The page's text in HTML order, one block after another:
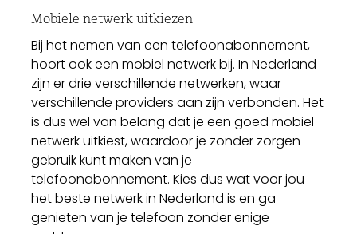
Mobiele netwerk uitkiezen
Bij het nemen van een telefoonabonnement,
hoort ook een mobiel netwerk bij. In Nederland
zijn er drie verschillende netwerken, waar
verschillende providers aan zijn verbonden. Het
is dus wel van belang dat je een goed mobiel
netwerk uitkiest, waardoor je zonder zorgen
gebruik kunt maken van je
telefoonabonnement. Kies dus wat voor jou
hetbeste netwerk in Nederland is en ga
genieten van je telefoon zonder enige